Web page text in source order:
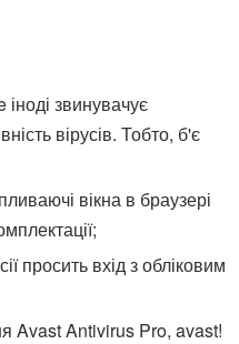
звинувачує
вірусів. Тобто, б'є
вікна в браузері
просить вхід з обліковим
Avast Antivirus Pro, avast!